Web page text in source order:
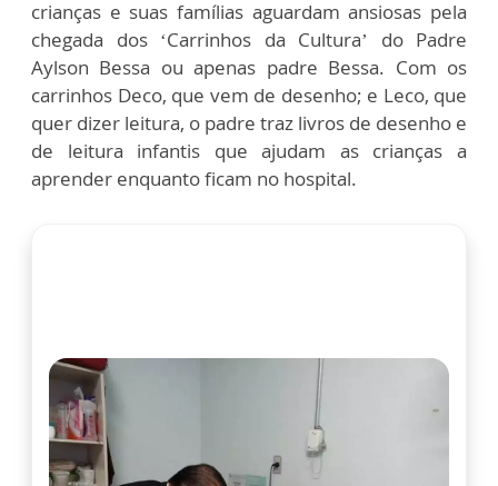
crianças e suas famílias aguardam ansiosas pela
chegada dos ‘Carrinhos da Cultura’ do Padre
Aylson Bessa ou apenas padre Bessa. Com os
carrinhos Deco, que vem de desenho; e Leco, que
quer dizer leitura, o padre traz livros de desenho e
de leitura infantis que ajudam as crianças a
aprender enquanto ficam no hospital.